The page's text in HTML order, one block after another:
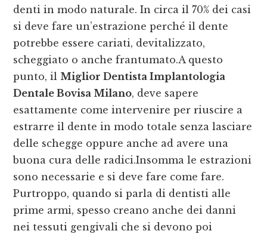
denti in modo naturale. In circa il 70% dei casi
si deve fare un’estrazione perché il dente
potrebbe essere cariati, devitalizzato,
scheggiato o anche frantumato.A questo
punto, il Miglior Dentista Implantologia
Dentale Bovisa Milano, deve sapere
esattamente come intervenire per riuscire a
estrarre il dente in modo totale senza lasciare
delle schegge oppure anche ad avere una
buona cura delle radici.Insomma le estrazioni
sono necessarie e si deve fare come fare.
Purtroppo, quando si parla di dentisti alle
prime armi, spesso creano anche dei danni
nei tessuti gengivali che si devono poi